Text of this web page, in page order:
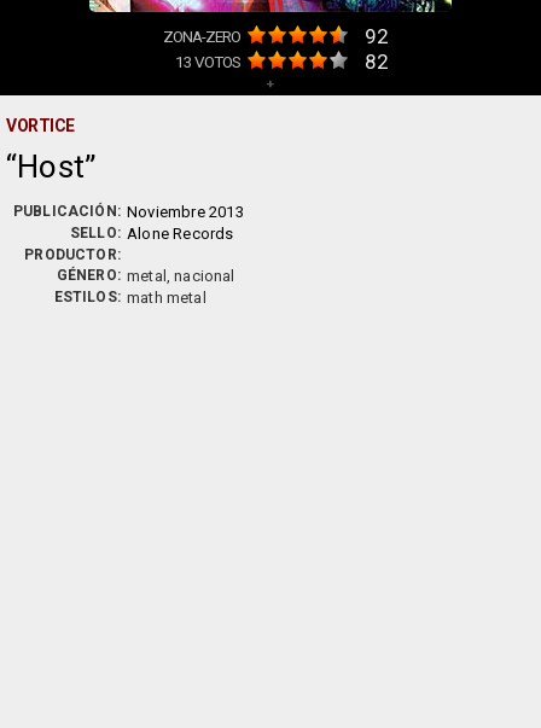
ZONA-ZERO 92
13VOTOS 82
+
VORTICE
Host
PUBLICACIÓN: Noviembre 2013
SELLO: Alone Records
PRODUCTOR:
GÉNERO: metal, nacional
ESTILOS: math metal